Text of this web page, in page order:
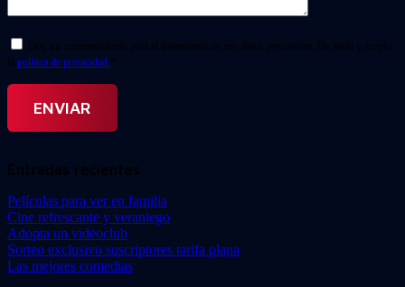
Doy mi consentimiento para el tratamiento de mis datos personales. He leído y acepto
la política de privacidad. *
Entradas recientes
Películas para ver en familia
Cine refrescante y veraniego
Adopta un videoclub
Sorteo exclusivo suscriptores tarifa plana
Las mejores comedias